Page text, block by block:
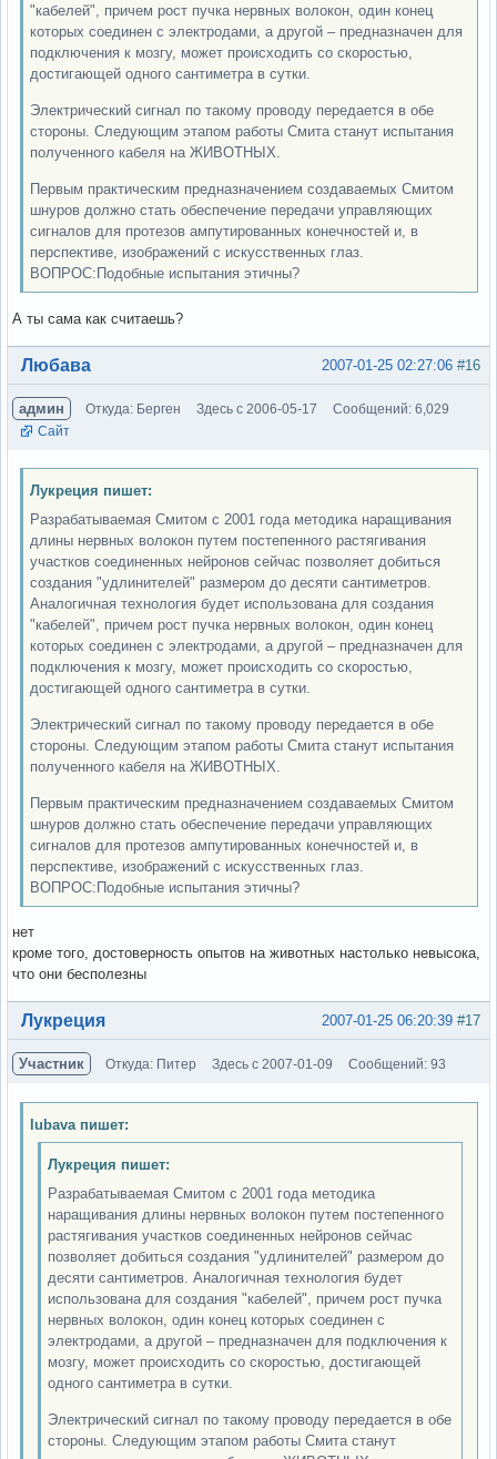
"кабелей", причем рост пучка нервных волокон, один конец
которых соединен с электродами, а другой – предназначен для
подключения к мозгу, может происходить со скоростью,
достигающей одного сантиметра в сутки.
Электрический сигнал по такому проводу передается в обе
стороны. Следующим этапом работы Смита станут испытания
полученного кабеля на ЖИВОТНЫХ.
Первым практическим предназначением создаваемых Смитом
шнуров должно стать обеспечение передачи управляющих
сигналов для протезов ампутированных конечностей и, в
перспективе, изображений с искусственных глаз.
ВОПРОС:Подобные испытания этичны?
А ты сама как считаешь?
Вне форума #16
2007-01-25 02:27:06
Любава
админ Откуда: Берген Здесь с 2006-05-17
Сообщений: 6,029
Сайт
Лукреция пишет:
Разрабатываемая Смитом с 2001 года методика наращивания
длины нервных волокон путем постепенного растягивания
участков соединенных нейронов сейчас позволяет добиться
создания "удлинителей" размером до десяти сантиметров.
Аналогичная технология будет использована для создания
"кабелей", причем рост пучка нервных волокон, один конец
которых соединен с электродами, а другой – предназначен для
подключения к мозгу, может происходить со скоростью,
достигающей одного сантиметра в сутки.
Электрический сигнал по такому проводу передается в обе
стороны. Следующим этапом работы Смита станут испытания
полученного кабеля на ЖИВОТНЫХ.
Первым практическим предназначением создаваемых Смитом
шнуров должно стать обеспечение передачи управляющих
сигналов для протезов ампутированных конечностей и, в
перспективе, изображений с искусственных глаз.
ВОПРОС:Подобные испытания этичны?
нет
кроме того, достоверность опытов на животных настолько невысока,
что они бесполезны
Вне форума #17
2007-01-25 06:20:39
Лукреция
Участник Откуда: Питер Здесь с 2007-01-09 Сообщений: 93
lubava пишет:
Лукреция пишет:
Разрабатываемая Смитом с 2001 года методика
наращивания длины нервных волокон путем постепенного
растягивания участков соединенных нейронов сейчас
позволяет добиться создания "удлинителей" размером до
десяти сантиметров. Аналогичная технология будет
использована для создания "кабелей", причем рост пучка
нервных волокон, один конец которых соединен с
электродами, а другой – предназначен для подключения к
мозгу, может происходить со скоростью, достигающей
одного сантиметра в сутки.
Электрический сигнал по такому проводу передается в обе
стороны. Следующим этапом работы Смита станут